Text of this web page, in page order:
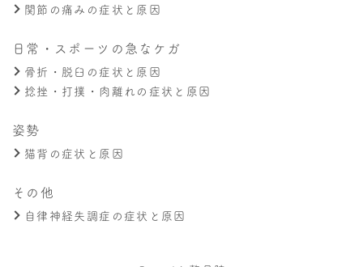
関節の痛みの症状と原因
日常・スポーツの急なケガ
骨折・脱臼の症状と原因
捻挫・打撲・肉離れの症状と原因
姿勢
猫背の症状と原因
その他
自律神経失調症の症状と原因